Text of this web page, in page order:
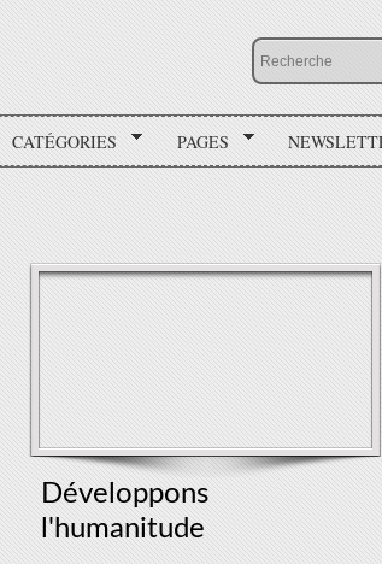
CATÉGORIES PAGES
Développons
l'humanitude